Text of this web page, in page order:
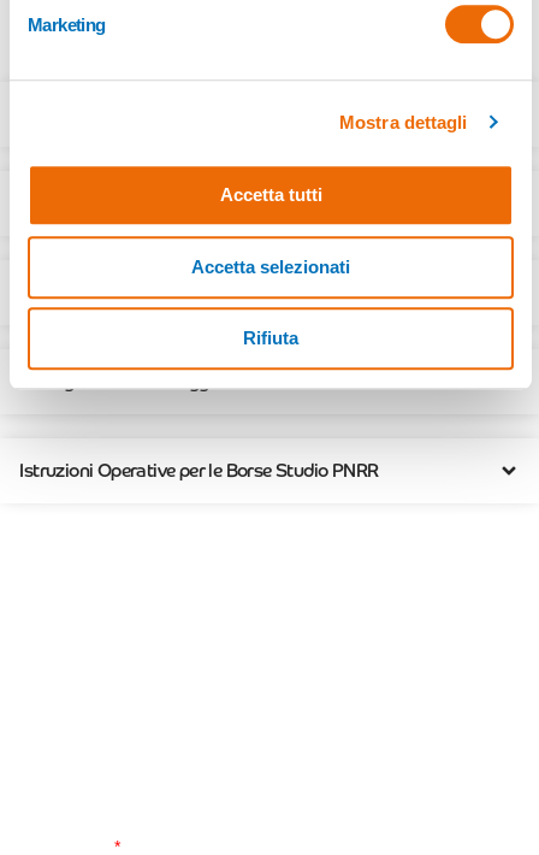
Marketing
Mostra dettagli
Accetta tutti
Accetta selezionati
Rifiuta
seguente bando:
Proroga fino al 30 novembre 2024
Proroga fino al 31 Gennaio 2025
Istruzioni Operative per le Borse Studio PNRR
Iscriviti alla Nostra Newsletter!